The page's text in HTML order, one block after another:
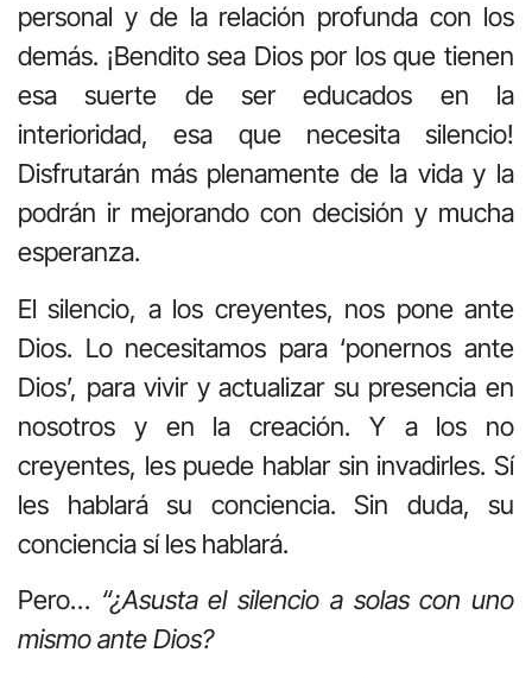
personal y de la relación profunda con los
demás. ¡Bendito sea Dios por los que tienen
esa suerte de ser educados en la
interioridad, esa que necesita silencio!
Disfrutarán más plenamente de la vida y la
podrán ir mejorando con decisión y mucha
esperanza.
El silencio, a los creyentes, nos pone ante
Dios. Lo necesitamos para ‘ponernos ante
Dios’, para vivir y actualizar su presencia en
nosotros y en la creación. Y a los no
creyentes, les puede hablar sin invadirles. Sí
les hablará su conciencia. Sin duda, su
conciencia sí les hablará.
Pero… “¿Asusta el silencio a solas con uno
mismo ante Dios?